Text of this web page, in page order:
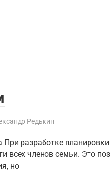
Редькин
разработке
всех членов семьи. Это
но